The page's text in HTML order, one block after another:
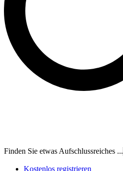
Finden Sie etwas Aufschlussreiches ...
Kostenlos registrieren